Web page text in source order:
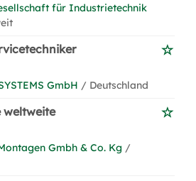
für Industrietechnik
GmbH / Deutschland
weltweite
Gmbh & Co. Kg /